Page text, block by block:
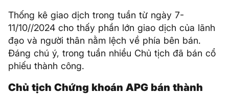
Thống kê giao dịch trong tuần từ ngày 7-
11/10//2024 cho thấy phần lớn giao dịch của lãnh
đạo và người thân nằm lệch về phía bên bán.
Đáng chú ý, trong tuần nhiều Chủ tịch đã bán cổ
phiếu thành công.
Chủ tịch Chứng khoán APG bán thành